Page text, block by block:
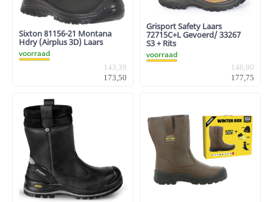
Sixton 81156-21 Montana
Hdry (Airplus 3D) Laars
voorraad
143,39
173,50
Grisport Safety Laars
72715C+L Gevoerd/ 33267
S3 + Rits
voorraad
146,90
177,75